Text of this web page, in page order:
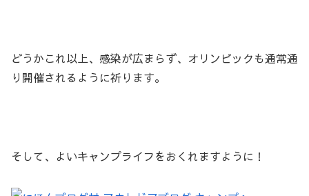
どうかこれ以上、感染が広まらず、オリンピックも通常通
り開催されるように祈ります。
そして、よいキャンプライフをおくれますように！